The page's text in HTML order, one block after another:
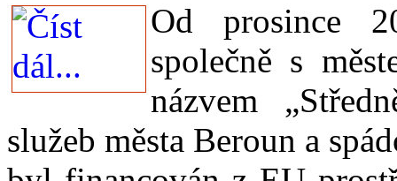
Od prosince
společně s
názvem
služeb města Beroun a